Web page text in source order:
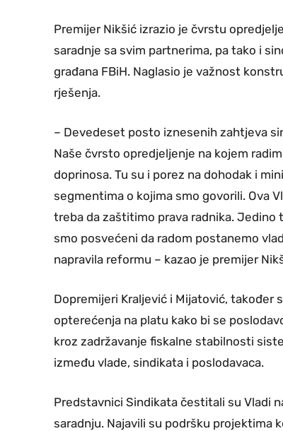
Premijer Nikšić izrazio je čvrstu
saradnje sa svim partnerima, pa tako i
građana FBiH. Naglasio je važnost
rješenja.
– Devedeset posto iznesenih zahtjeva
Naše čvrsto opredjeljenje na kojem
doprinosa. Tu su i porez na dohodak i
segmentima o kojima smo govorili. Ova
treba da zaštitimo prava radnika.
smo posvećeni da radom postanemo
napravila reformu – kazao je premijer
Dopremijeri Kraljević i Mijatović, također
opterećenja na platu kako bi se
kroz zadržavanje fiskalne stabilnosti
između vlade, sindikata i poslodavaca.
Predstavnici Sindikata čestitali su Vladi
saradnju. Najavili su podršku projektima